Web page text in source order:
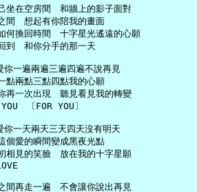
在空房間　和牆上的影子面對
間　想起有你陪我的畫面
換回時間　十字星光遙遠的心願
　和你分手的那一天
一遍兩遍三遍四遍不說再見
點兩點三點四點我的心願
一次出現　聽見看見我的轉變
　〔FOR YOU〕
一天兩天三天四天沒有明天
個愛的瞬間變成黑夜光點
見的笑臉　放在我的十字星願
再走一遍　不會讓你說出再見